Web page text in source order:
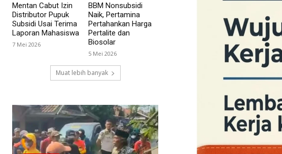
Mentan Cabut Izin
Distributor Pupuk
Subsidi Usai Terima
Laporan Mahasiswa
7 Mei 2026
BBM Nonsubsidi
Naik, Pertamina
Pertahankan Harga
Pertalite dan
Biosolar
5 Mei 2026
Muat lebih banyak
TRENDING